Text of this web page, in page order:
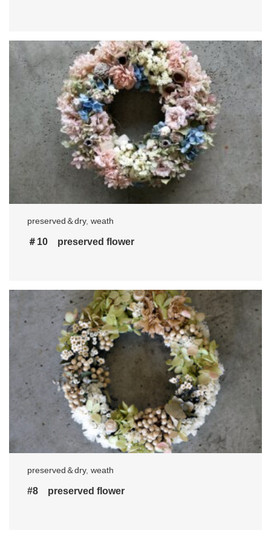
preserved＆dry, weath
＃10 preserved flower
preserved＆dry, weath
#8 preserved flower